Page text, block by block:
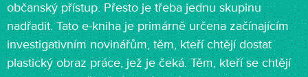
občanský přístup. Přesto je třeba jednu skupinu
nadřadit. Tato e-kniha je primárně určena začínajícím
investigativním novinářům, těm, kteří chtějí dostat
plastický obraz práce, jež je čeká. Těm, kteří se chtějí